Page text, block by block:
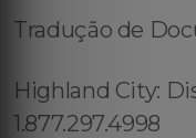
Tradução de
Highland City:
1.877.297.4998